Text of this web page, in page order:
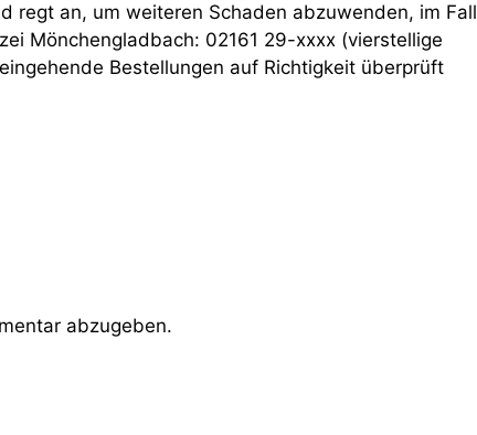
regt an, um weiteren Schaden abzuwenden, im Fall
Mönchengladbach: 02161 29-xxxx (vierstellige
Bestellungen auf Richtigkeit überprüft
abzugeben.